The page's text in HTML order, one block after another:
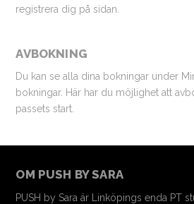
registrera dig på sidan.
AVBOKNING
Du kan se alla dina bokningar under
bokningar. Här har du möjlighet att
passets start.
OM PUSH BY SARA
PUSH by Sara är Linköpings enda PT